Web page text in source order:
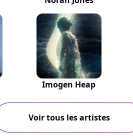
Imogen Heap
Voir tous les artistes